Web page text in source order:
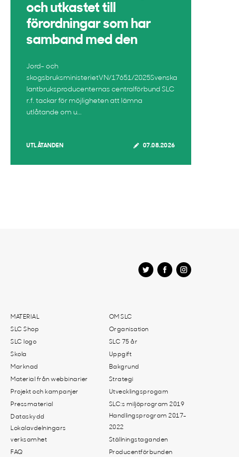
och utkastet till
förordningar som har
samband med den
Jord- och
skogsbruksministerietVN/17651/2025Svenska
lantbruksproducenternas centralförbund SLC
r.f. tackar för möjligheten att lämna
utlåtande om u...
UTLÅTANDEN 07.08.2026
MATERIAL
SLC Shop
SLC logo
Skola
Marknad
Material från webbinarier
Projekt och kampanjer
Pressmaterial
Dataskydd
Lokalavdelningars
verksamhet
FAQ
OM SLC
Organisation
SLC 75 år
Uppgift
Bakgrund
Strategi
Utvecklingsprogam
SLC:s miljöprogram 2019
Handlingsprogram 2017-
2022
Ställningstaganden
Producentförbunden